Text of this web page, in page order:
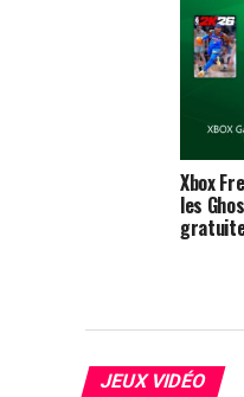
Xbox
les
JEUX VIDÉO